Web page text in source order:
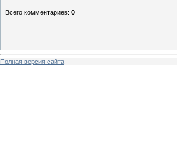
Всего комментариев: 0
Полная версия сайта